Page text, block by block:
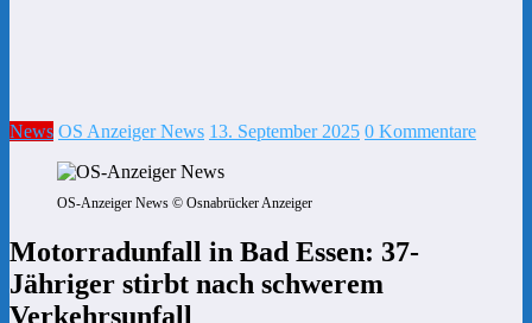
News OS Anzeiger News 13. September 2025 0 Kommentare
OS-Anzeiger News © Osnabrücker Anzeiger
Motorradunfall in Bad Essen: 37-
Jähriger stirbt nach schwerem
Verkehrsunfall